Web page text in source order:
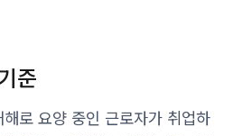
준
로 요양 중인 근로자가 취업하